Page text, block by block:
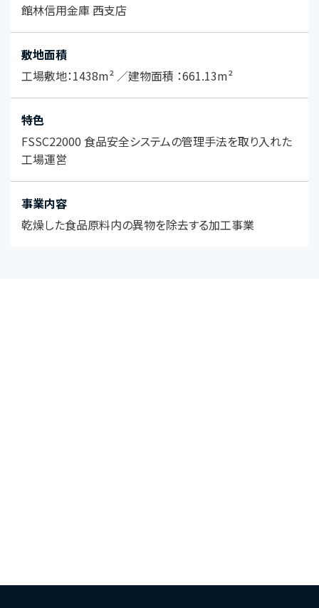
館林信用金庫 西支店
敷地面積
工場敷地：1438m² ／建物面積 ：661.13m²
特色
FSSC22000 食品安全システムの管理手法を取り入れた
工場運営
事業内容
乾燥した食品原料内の異物を除去する加工事業